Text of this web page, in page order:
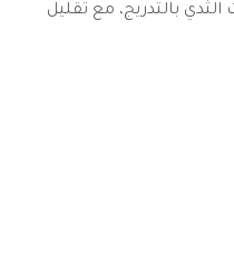
بالتدريج، مع تقليل